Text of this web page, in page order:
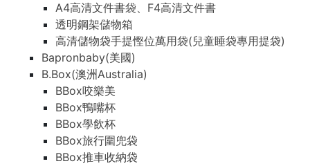
A4高清文件書袋、F4高清文件書
透明鋼架儲物箱
高清儲物袋手提慳位萬用袋(兒童睡袋專用提袋)
Bapronbaby(美國)
B.Box(澳洲Australia)
BBox咬樂美
BBox鴨嘴杯
BBox學飲杯
BBox旅行圍兜袋
BBox推車收納袋